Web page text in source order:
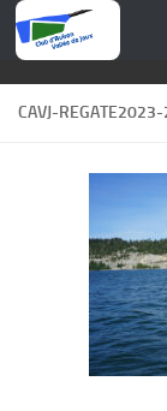
Skip to content
CAVJ-